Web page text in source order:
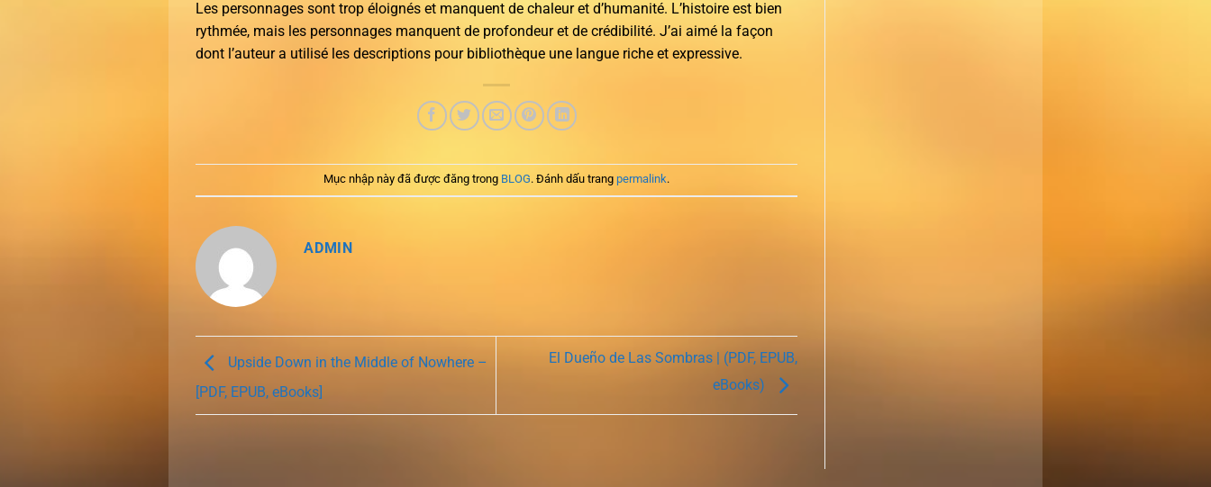
Les personnages sont trop éloignés et manquent de chaleur et d’humanité. L’histoire est bien
rythmée, mais les personnages manquent de profondeur et de crédibilité. J’ai aimé la façon
dont l’auteur a utilisé les descriptions pour bibliothèque une langue riche et expressive.
Mục nhập này đã được đăng trong BLOG. Đánh dấu trang permalink.
ADMIN
Upside Down in the Middle of Nowhere –
[PDF, EPUB, eBooks]
El Dueño de Las Sombras | (PDF, EPUB,
eBooks)